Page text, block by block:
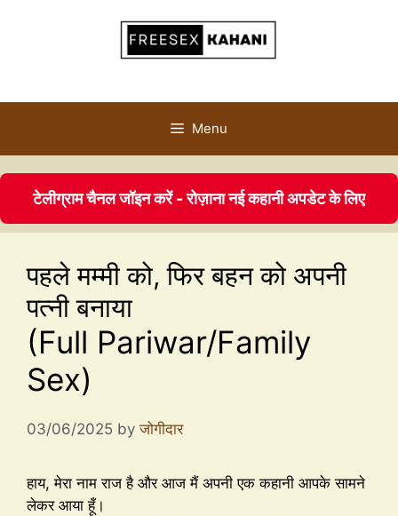
Menu
टेलीग्राम चैनल जॉइन करें - रोज़ाना नई कहानी अपडेट के लिए
पहले मम्मी को, फिर बहन को अपनी
पत्नी बनाया
(Full Pariwar/Family
Sex)
03/06/2025 byजोगीदार
हाय, मेरा नाम राज है और आज मैं अपनी एक कहानी आपके सामने
लेकर आया हूँ।